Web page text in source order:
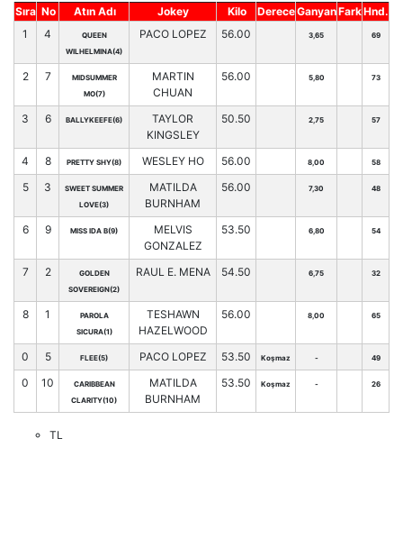
Sıra No Atın Adı Jokey Kilo DereceGanyanFarkHnd.
1
4
QUEEN
WILHELMINA(4)
PACO LOPEZ 56.00 3,65 69
2 7
MIDSUMMER
MO(7)
MARTIN
CHUAN
56.00 5,80 73
3 6 BALLYKEEFE(6)
TAYLOR
KINGSLEY
50.50 2,75 57
4 8 PRETTY SHY(8) WESLEY HO 56.00 8,00 58
5 3
SWEET SUMMER
LOVE(3)
MATILDA
BURNHAM
56.00 7,30 48
6 9 MISS IDA B(9)
MELVIS
GONZALEZ
53.50 6,80 54
7 2
GOLDEN
SOVEREIGN(2)
RAUL E. MENA 54.50 6,75 32
8 1
PAROLA
SICURA(1)
TESHAWN
HAZELWOOD
56.00 8,00 65
0 5 FLEE(5) PACO LOPEZ 53.50 Koşmaz - 49
0 10
CARIBBEAN
CLARITY(10)
MATILDA
BURNHAM
53.50 Koşmaz - 26
TL